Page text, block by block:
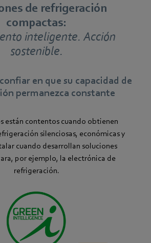
de refrigeración
compactas:
inteligente. Acción
sostenible.
en que su capacidad de
permanezca constante
están contentos cuando obtienen
silenciosas, económicas y
cuando desarrollan soluciones
por ejemplo, la electrónica de
refrigeración.